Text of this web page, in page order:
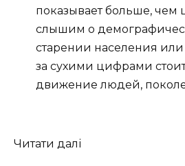
показывает больше,
слышим о
старении населения
за сухими цифрами
движение людей,
Читати далі